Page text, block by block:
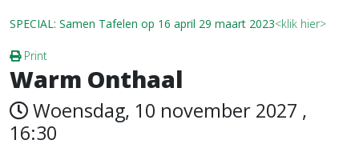
SPECIAL: Samen Tafelen op 16 april 29 maart 2023<klik hier>
Print
Warm Onthaal
Woensdag, 10 november 2027 ,
16:30